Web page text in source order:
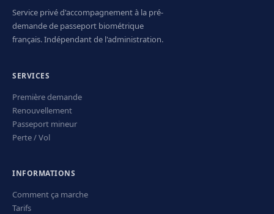
Service privé d'accompagnement à la pré-
demande de passeport biométrique
français. Indépendant de l'administration.
SERVICES
Première demande
Renouvellement
Passeport mineur
Perte / Vol
INFORMATIONS
Comment ça marche
Tarifs